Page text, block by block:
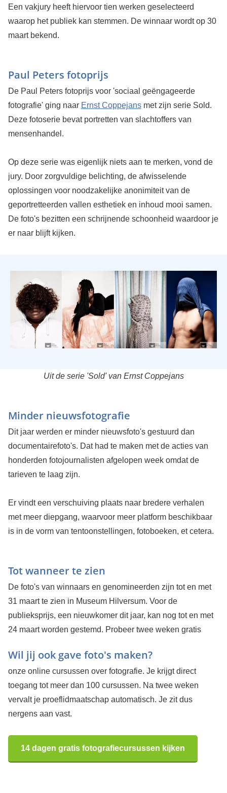
Een vakjury heeft hiervoor tien werken geselecteerd
waarop het publiek kan stemmen. De winnaar wordt op 30
maart bekend.
Paul Peters fotoprijs
De Paul Peters fotoprijs voor 'sociaal geëngageerde
fotografie' ging naar Ernst Coppejansmet zijn serie Sold.
Deze fotoserie bevat portretten van slachtoffers van
mensenhandel.
Op deze serie was eigenlijk niets aan te merken, vond de
jury. Door zorgvuldige belichting, de afwisselende
oplossingen voor noodzakelijke anonimiteit van de
geportretteerden vallen esthetiek en inhoud mooi samen.
De foto's bezitten een schrijnende schoonheid waardoor je
er naar blijft kijken.
Uit de serie 'Sold' van Ernst Coppejans
Minder nieuwsfotografie
Dit jaar werden er minder nieuwsfoto's gestuurd dan
documentairefoto's. Dat had te maken met de acties van
honderden fotojournalisten afgelopen week omdat de
tarieven te laag zijn.
Er vindt een verschuiving plaats naar bredere verhalen
met meer diepgang, waarvoor meer platform beschikbaar
is in de vorm van tentoonstellingen, fotoboeken, et cetera.
Tot wanneer te zien
De foto's van winnaars en genomineerden zijn tot en met
31 maart te zien in Museum Hilversum. Voor de
publieksprijs, een nieuwkomer dit jaar, kan nog tot en met
24 maart worden gestemd.
Wil jij ook gave foto's maken?
Probeer twee weken gratis
onze online cursussen over fotografie. Je krijgt direct
toegang tot meer dan 100 cursussen. Na twee weken
vervalt je proeflidmaatschap automatisch. Je zit dus
nergens aan vast.
14 dagen gratis fotografiecursussen kijken